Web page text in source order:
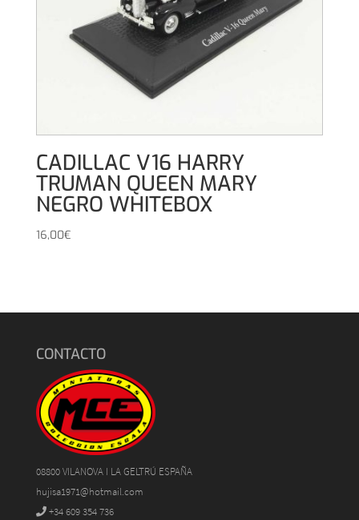
CADILLAC V16 HARRY
TRUMAN QUEEN MARY
NEGRO WHITEBOX
16,00€
CONTACTO
08800 VILANOVA I LA GELTRÚ ESPAÑA
hujisa1971@hotmail.com
+34 609 354 736